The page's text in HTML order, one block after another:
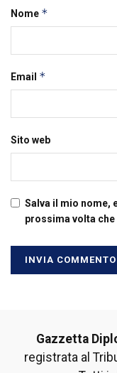
Nome *
Email *
Sito web
Salva il mio nome,
prossima volta
Gazzetta
registrata al